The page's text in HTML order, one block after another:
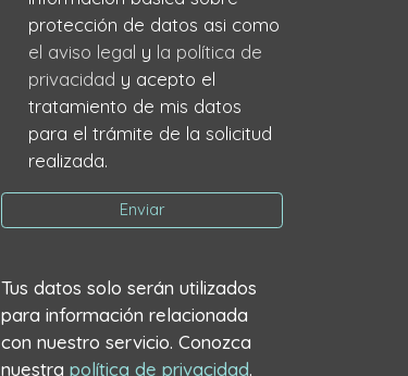
protección de datos asi como
el aviso legal y la política de
privacidad y acepto el
tratamiento de mis datos
para el trámite de la solicitud
realizada.
Enviar
Tus datos solo serán utilizados
para información relacionada
con nuestro servicio. Conozca
nuestra política de privacidad.